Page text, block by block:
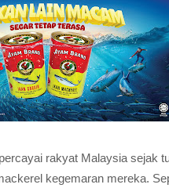
rakyat Malaysia sejak
kegemaran mereka.